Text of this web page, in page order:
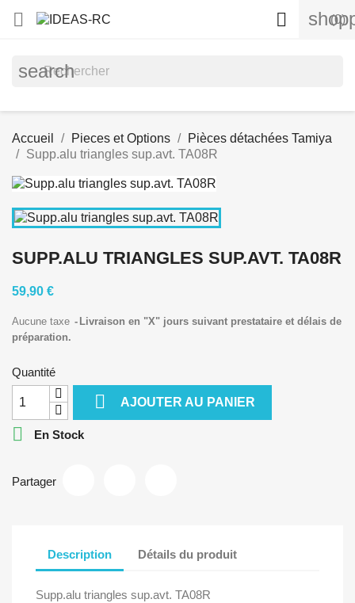
 (0)

search
Accueil Pieces et Options
Pièces détachées Tamiya
Supp.alu triangles sup.avt. TA08R
SUPP.ALU TRIANGLES SUP.AVT. TA08R
59,90 €
Aucune taxe
Livraison en "X" jours suivant prestataire et délais de
préparation.
Quantité
 AJOUTER AU PANIER
 En Stock
Partager
Description Détails du produit
Supp.alu triangles sup.avt. TA08R